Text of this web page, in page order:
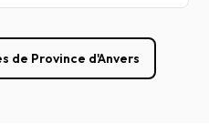
de Province d'Anvers